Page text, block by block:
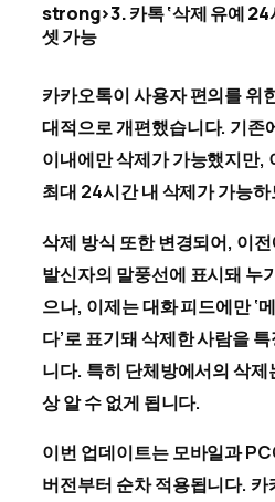
strong>3.카톡 ‘삭제 유예
셋 가능
카카오톡이 사용자 편의를 위
대적으로 개편했습니다. 기존
이내에만 삭제가 가능했지만,
최대 24시간 내 삭제가 가능
삭제 방식 또한 변경되어, 이
발신자의 말풍선에 표시돼 누
으나, 이제는 대화 피드에만 ‘
다’로 표기돼 삭제한 사람을
니다. 특히 단체방에서의 삭
상 알 수 없게 됩니다.
이번 업데이트는 모바일과
버전부터 순차 적용됩니다.